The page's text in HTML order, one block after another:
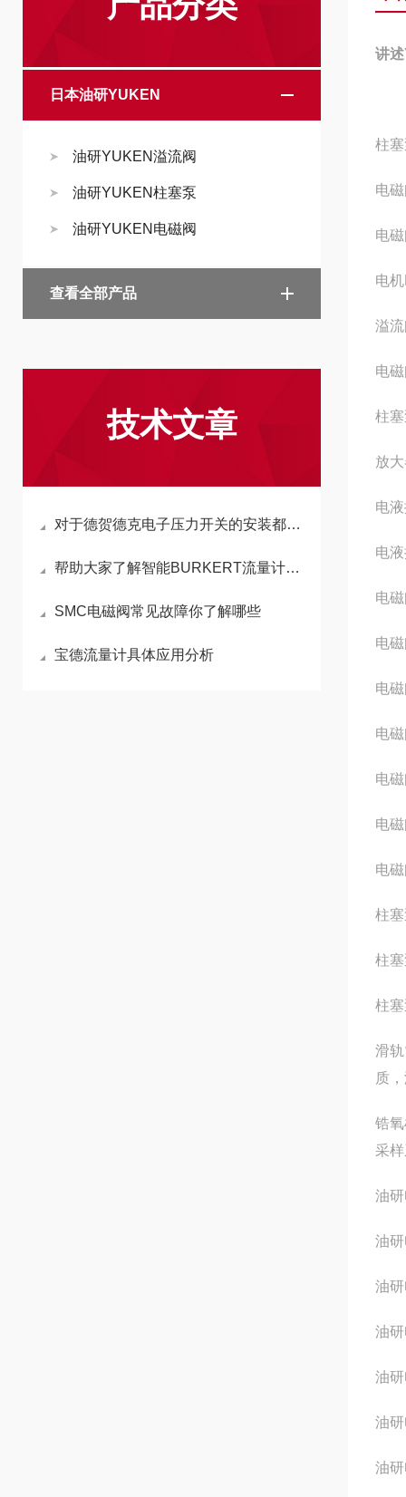
日本油研YUKEN
油研YUKEN溢流阀
油研YUKEN柱塞泵
油研YUKEN电磁阀
查看全部产品
技术文章
对于德贺德克电子压力开关的安装都有哪些要求呢
帮助大家了解智能BURKERT流量计有什么样的特性
SMC电磁阀常见故障你了解哪些
宝德流量计具体应用分析
讲
柱
电
电
电
溢
电
柱
放
电
电
电
电
电
电
电
电
电
柱
柱
柱
滑
质
锆
采
油
油
油
油
油
油
油